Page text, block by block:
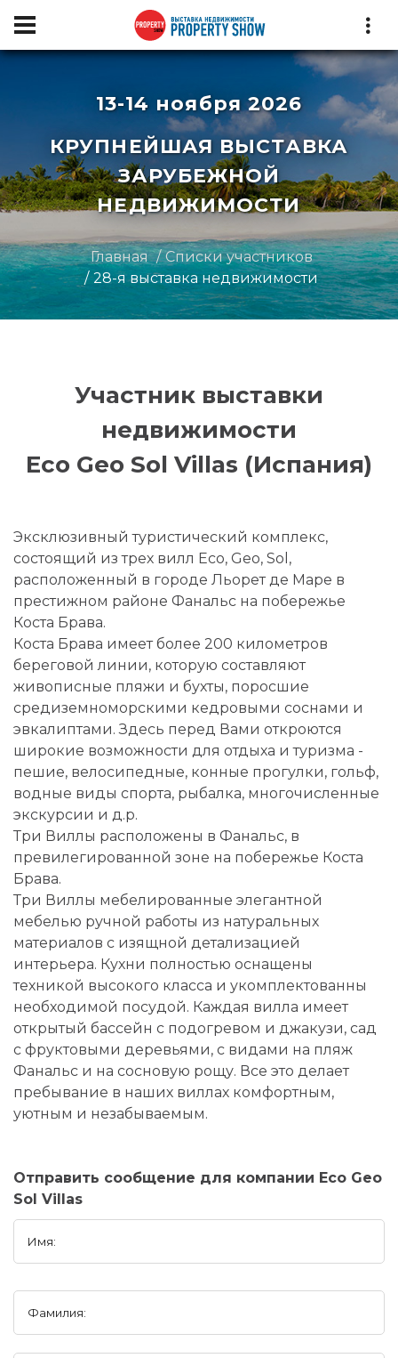
13-14 ноября 2026
КРУПНЕЙШАЯ ВЫСТАВКА
ЗАРУБЕЖНОЙ
НЕДВИЖИМОСТИ
Главная
Списки участников
28-я выставка недвижимости
Участник выставки
недвижимости
Eco Geo Sol Villas (Испания)
Эксклюзивный туристический комплекс,
состоящий из трех вилл Eco, Geo, Sol,
расположенный в городе Льорет де Маре в
престижном районе Фанальс на побережье
Коста Брава.
Коста Брава имеет более 200 километров
береговой линии, которую составляют
живописные пляжи и бухты, поросшие
средиземноморскими кедровыми соснами и
эвкалиптами. Здесь перед Вами откроются
широкие возможности для отдыха и туризма -
пешие, велосипедные, конные прогулки, гольф,
водные виды спорта, рыбалка, многочисленные
экскурсии и д.р.
Три Виллы расположены в Фанальс, в
превилегированной зоне на побережье Коста
Брава.
Три Виллы мебелированные элегантной
мебелью ручной работы из натуральных
материалов с изящной детализацией
интерьера. Кухни полностью оснащены
техникой высокого класса и укомплектованны
необходимой посудой. Каждая вилла имеет
открытый бассейн с подогревом и джакузи, сад
с фруктовыми деревьями, с видами на пляж
Фанальс и на сосновую рощу. Все это делает
пребывание в наших виллах комфортным,
уютным и незабываемым.
Отправить сообщение для компании Eco Geo
Sol Villas
Имя:
Фамилия: